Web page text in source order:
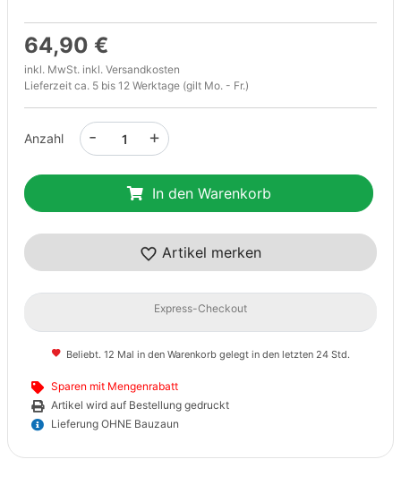
64,90 €
inkl. MwSt. inkl. Versandkosten
Lieferzeit ca. 5 bis 12 Werktage (gilt Mo. - Fr.)
Anzahl +
-
In den Warenkorb
Artikel merken
Express-Checkout
Beliebt. 12 Mal in den Warenkorb gelegt in den letzten 24 Std.
Sparen mit Mengenrabatt
Artikel wird auf Bestellung gedruckt
Lieferung OHNE Bauzaun